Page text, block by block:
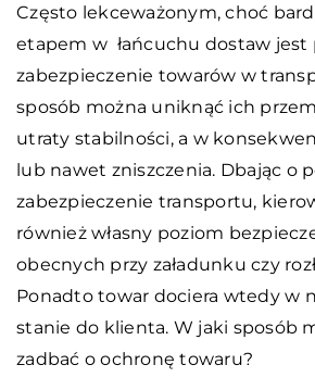
Często lekceważonym, choć
etapem w łańcuchu dostaw jest
zabezpieczenie towarów w
sposób można uniknąć ich
utraty stabilności, a w
lub nawet zniszczenia. Dbając o
zabezpieczenie transportu,
również własny poziom
obecnych przy załadunku czy
Ponadto towar dociera wtedy w
stanie do klienta. W jaki sposób
zadbać o ochronę towaru?